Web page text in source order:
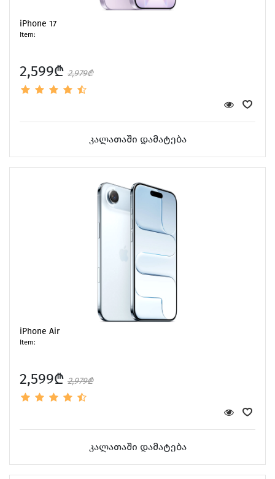
iPhone 17
Item:
2,599₾ 2,979₾
კალათაში დამატება
iPhone Air
Item:
2,599₾ 2,979₾
კალათაში დამატება